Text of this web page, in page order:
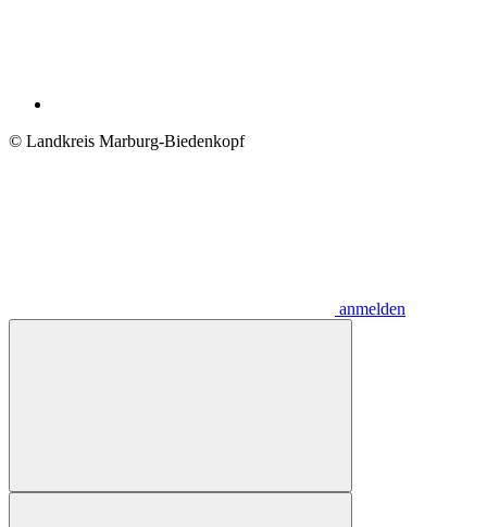
© Landkreis Marburg-Biedenkopf
anmelden